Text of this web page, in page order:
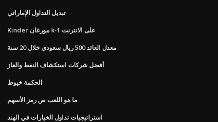
تبديل التداول الإماراتي
Kinder مورغان k-1 على الانترنت
معدل العائد 500 ريال سعودي خلال 20 سنة
أفضل شركات استكشاف النفط والغاز
الحكمة خيوط
ما هو اللعب ص رمز الأسهم
استراتيجيات تداول الخيارات في الهند